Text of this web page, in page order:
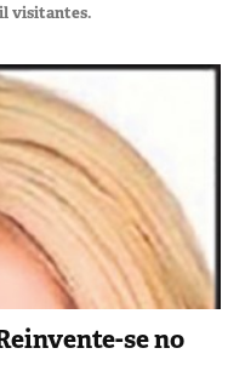
visitantes.
se no